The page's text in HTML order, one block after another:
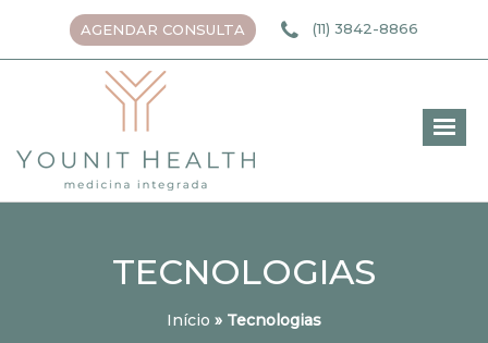
AGENDAR CONSULTA (11) 3842-8866
TECNOLOGIAS
Início » Tecnologias